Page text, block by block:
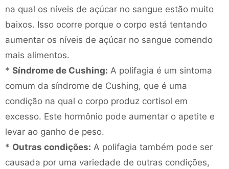
na qual os níveis de açúcar no sangue estão muito
baixos. Isso ocorre porque o corpo está tentando
aumentar os níveis de açúcar no sangue comendo
mais alimentos.
* Síndrome de Cushing: A polifagia é um sintoma
comum da síndrome de Cushing, que é uma
condição na qual o corpo produz cortisol em
excesso. Este hormônio pode aumentar o apetite e
levar ao ganho de peso.
* Outras condições: A polifagia também pode ser
causada por uma variedade de outras condições,